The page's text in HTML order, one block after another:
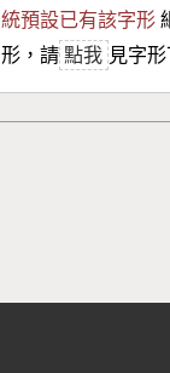
預設已有該字形
，請 點我 見字形